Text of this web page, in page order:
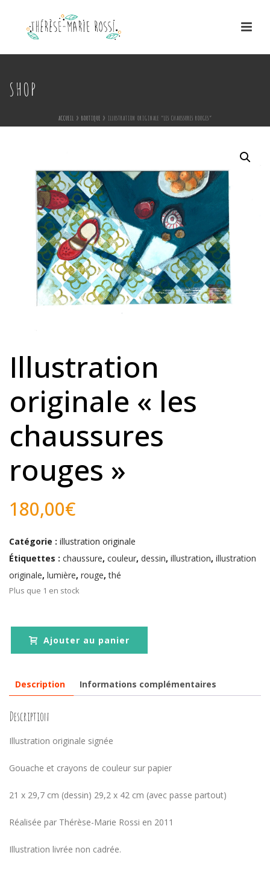
SHOP
ACCUEIL » BOUTIQUE » ILLUSTRATION ORIGINALE “LES CHAUSSURES ROUGES”
Illustration
originale « les
chaussures
rouges »
180,00€
Catégorie : illustration originale
Étiquettes : chaussure, couleur, dessin, illustration, illustration
originale, lumière, rouge,thé
Plus que 1 en stock
Ajouter au panier
Description Informations complémentaires
Description
Illustration originale signée
Gouache et crayons de couleur sur papier
21 x 29,7 cm (dessin) 29,2 x 42 cm (avec passe partout)
Réalisée par Thérèse-Marie Rossi en 2011
Illustration livrée non cadrée.